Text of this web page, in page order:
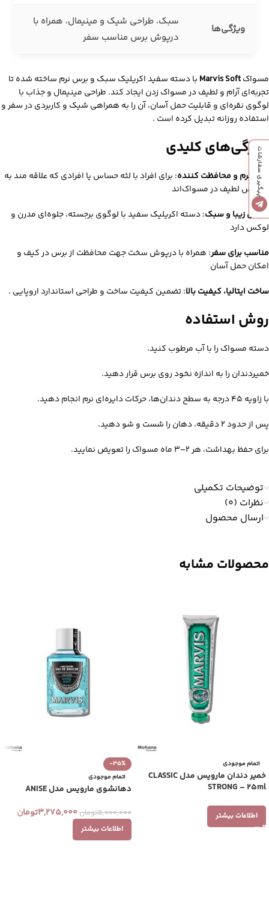
ویژگی‌ها
سبک، طراحی شیک و مینیمال، همراه با
درپوش برس مناسب سفر
مسواکMarvis Soft با دسته سفید اکریلیک سبک و برس نرم ساخته شده تا
تجربه‌ای آرام و لطیف در مسواک‌ زدن ایجاد کند. طراحی مینیمال و جذاب با
لوگوی نقره‌ای و قابلیت حمل آسان، آن را به همراهی شیک و کاربردی در سفر و
استفاده روزانه تبدیل کرده است .
ویژگی‌های کلیدی
برس نرم و محافظت‌ کننده: برای افراد با لثه حساس یا افرادی که علاقه‌ مند به
احساس لطیف در مسواک‌اند
طراحی زیبا و سبک: دسته اکریلیک سفید با لوگوی برجسته، جلوه‌ای مدرن و
لوکس دارد
مناسب برای سفر: همراه با درپوش سخت جهت محافظت از برس در کیف و
امکان حمل آسان
ساخت ایتالیا، کیفیت بالا: تضمین کیفیت ساخت و طراحی استاندارد اروپایی .
روش استفاده
دسته مسواک را با آب مرطوب کنید.
خمیردندان را به اندازه نخود روی برس قرار دهید.
با زاویه 45 درجه به سطح دندان‌ها، حرکات دایره‌ای نرم انجام دهید.
پس از حدود ۲ دقیقه، دهان را شست‌ و شو دهید.
برای حفظ بهداشت، هر ۲–۳ ماه مسواک را تعویض نمایید.
توضیحات تکمیلی
نظرات (0)
ارسال محصول
محصولات مشابه
اتمام موجودی
خمیر دندان مارویس مدل CLASSIC
STRONG – 25ml
اطلاعات بیشتر
-35%
اتمام موجودی
دهانشوی مارویس مدل ANISE
5,000,000تومان 3,275,000تومان
اطلاعات بیشتر
پیگیری سفارشات